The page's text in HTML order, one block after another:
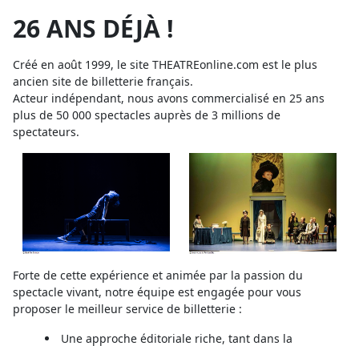
26 ANS DÉJÀ !
Créé en août 1999, le site THEATREonline.com est le plus
ancien site de billetterie français.
Acteur indépendant, nous avons commercialisé en 25 ans
plus de 50 000 spectacles auprès de 3 millions de
spectateurs.
Forte de cette expérience et animée par la passion du
spectacle vivant, notre équipe est engagée pour vous
proposer le meilleur service de billetterie :
Une approche éditoriale riche, tant dans la